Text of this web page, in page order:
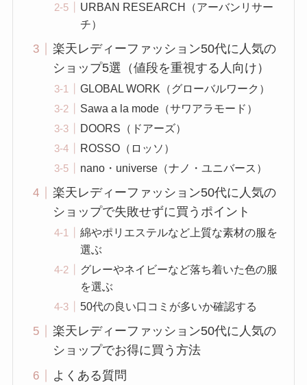
URBAN RESEARCH（アーバンリサー
チ）
楽天レディーファッション50代に人気の
ショップ5選（値段を重視する人向け）
GLOBAL WORK（グローバルワーク）
Sawa a la mode（サワアラモード）
DOORS（ドアーズ）
ROSSO（ロッソ）
nano・universe（ナノ・ユニバース）
楽天レディーファッション50代に人気の
ショップで失敗せずに買うポイント
綿やポリエステルなど上質な素材の服を
選ぶ
グレーやネイビーなど落ち着いた色の服
を選ぶ
50代の良い口コミが多いか確認する
楽天レディーファッション50代に人気の
ショップでお得に買う方法
よくある質問